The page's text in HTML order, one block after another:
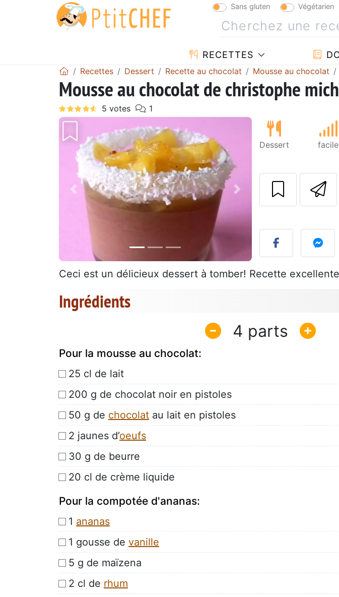
Sans gluten Végétarien
RECETTES
Recettes Dessert Recette au chocolat Mousse au chocolat
Mousse au chocolat de christophe
Précédent Suivant
Dessert facile
Ceci est un délicieux dessert à tomber! Recette
Ingrédients
4
Pour la mousse au chocolat:
25 cl de lait
200 g de chocolat noir en pistoles
50 g de chocolat au lait en pistoles
2 jaunes d’oeufs
30 g de beurre
20 cl de crème liquide
Pour la compotée d'ananas:
1 ananas
1 gousse de vanille
5 g de maïzena
2 cl de rhum